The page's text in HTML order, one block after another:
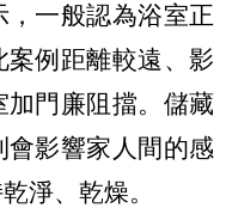
一般認為浴室正
例距離較遠、影
門廉阻擋。儲藏
影響家人間的感
淨、乾燥。